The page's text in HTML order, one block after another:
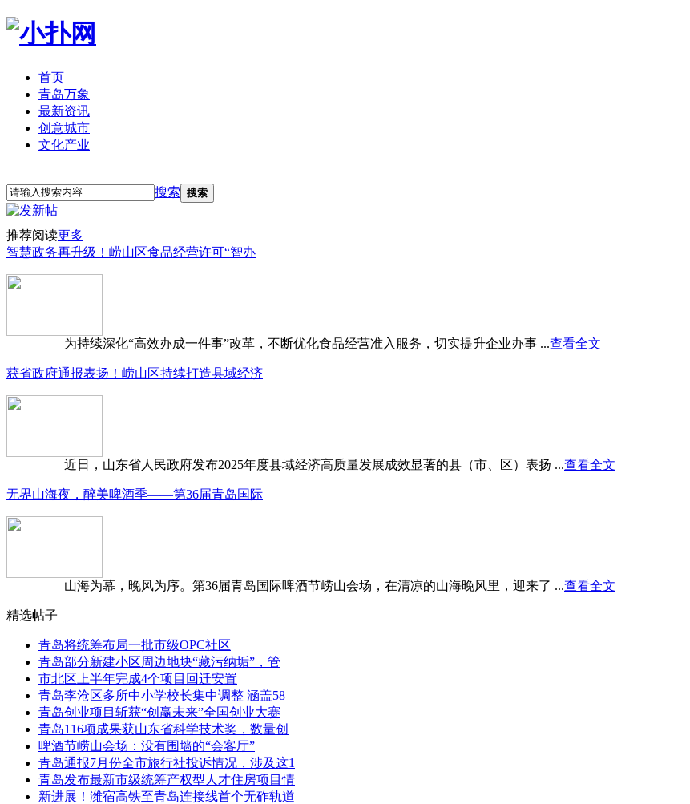
首页
青岛万象
最新资讯
创意城市
文化产业
搜索 搜索
推荐阅读更多
智慧政务再升级！崂山区食品经营许可“智办
为持续深化“高效办成一件事”改革，不断优化食品经营准入服务，切实提升企业办事 ...查看全文
获省政府通报表扬！崂山区持续打造县域经济
近日，山东省人民政府发布2025年度县域经济高质量发展成效显著的县（市、区）表扬 ...查看全文
无界山海夜，醉美啤酒季——第36届青岛国际
山海为幕，晚风为序。第36届青岛国际啤酒节崂山会场，在清凉的山海晚风里，迎来了 ...查看全文
精选帖子
青岛将统筹布局一批市级OPC社区
青岛部分新建小区周边地块“藏污纳垢”，管
市北区上半年完成4个项目回迁安置
青岛李沧区多所中小学校长集中调整 涵盖58
青岛创业项目斩获“创赢未来”全国创业大赛
青岛116项成果获山东省科学技术奖，数量创
啤酒节崂山会场：没有围墙的“会客厅”
青岛通报7月份全市旅行社投诉情况，涉及这1
青岛发布最新市级统筹产权型人才住房项目情
新进展！潍宿高铁至青岛连接线首个无砟轨道